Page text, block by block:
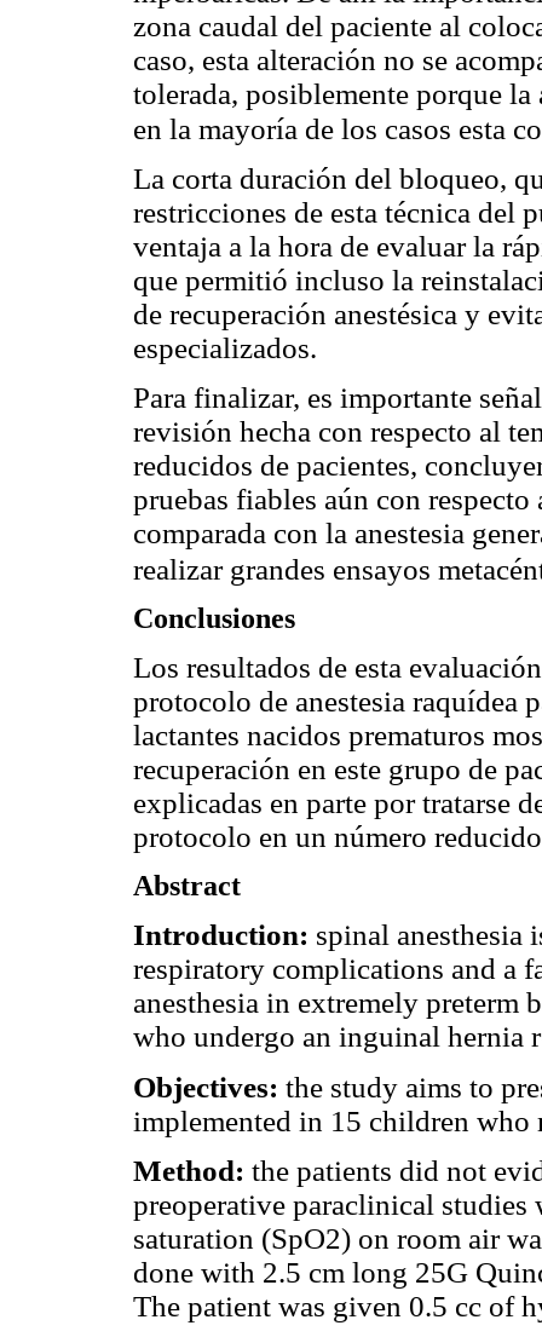
zona caudal del paciente al
caso, esta alteración no se
tolerada, posiblemente porque
en la mayoría de los casos esta
La corta duración del bloqueo,
restricciones de esta técnica del
ventaja a la hora de evaluar la
que permitió incluso la
de recuperación anestésica y
especializados.
Para finalizar, es importante
revisión hecha con respecto al
reducidos de pacientes,
pruebas fiables aún con respecto
comparada con la anestesia
realizar grandes ensayos
Conclusiones
Los resultados de esta
protocolo de anestesia raquídea
lactantes nacidos prematuros
recuperación en este grupo de
explicadas en parte por tratarse
protocolo en un número
Abstract
Introduction: spinal anesthesia
respiratory complications and a
anesthesia in extremely preterm
who undergo an inguinal hernia
Objectives: the study aims to
implemented in 15 children who
Method: the patients did not
preoperative paraclinical
saturation (SpO2) on room air
done with 2.5 cm long 25G
The patient was given 0.5 cc of